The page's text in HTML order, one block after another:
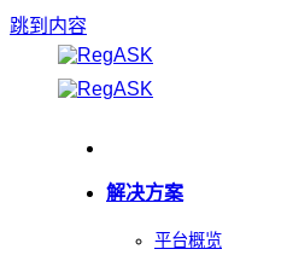
跳到内容
解决方案
平台概览